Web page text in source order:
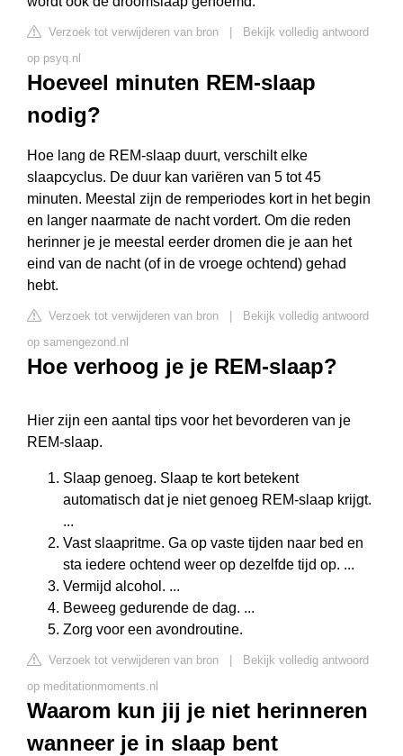
Verzoek tot verwijderen van bron
Bekijk volledig antwoord
op psyq.nl
Hoeveel minuten REM-slaap
nodig?
Hoe lang de REM-slaap duurt, verschilt elke
slaapcyclus. De duur kan variëren van 5 tot 45
minuten. Meestal zijn de remperiodes kort in het begin
en langer naarmate de nacht vordert. Om die reden
herinner je je meestal eerder dromen die je aan het
eind van de nacht (of in de vroege ochtend) gehad
hebt.
Verzoek tot verwijderen van bron
Bekijk volledig antwoord
op samengezond.nl
Hoe verhoog je je REM-slaap?
Hier zijn een aantal tips voor het bevorderen van je
REM-slaap.
Slaap genoeg. Slaap te kort betekent
automatisch dat je niet genoeg REM-slaap krijgt.
...
Vast slaapritme. Ga op vaste tijden naar bed en
sta iedere ochtend weer op dezelfde tijd op. ...
Vermijd alcohol. ...
Beweeg gedurende de dag. ...
Zorg voor een avondroutine.
Verzoek tot verwijderen van bron
Bekijk volledig antwoord
op meditationmoments.nl
Waarom kun jij je niet herinneren
wanneer je in slaap bent